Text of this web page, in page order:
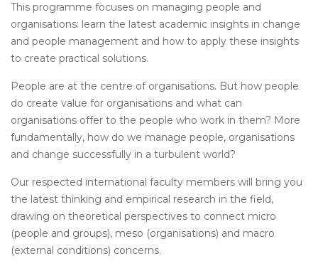
This programme focuses on managing people and
organisations: learn the latest academic insights in change
and people management and how to apply these insights
to create practical solutions.
People are at the centre of organisations. But how people
do create value for organisations and what can
organisations offer to the people who work in them? More
fundamentally, how do we manage people, organisations
and change successfully in a turbulent world?
Our respected international faculty members will bring you
the latest thinking and empirical research in the field,
drawing on theoretical perspectives to connect micro
(people and groups), meso (organisations) and macro
(external conditions) concerns.